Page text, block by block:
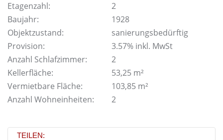
Etagenzahl:
2
Baujahr:
1928
Objektzustand:
sanierungsbedürftig
Provision:
3.57% inkl. MwSt
Anzahl Schlafzimmer:
2
Kellerfläche:
53,25 m²
Vermietbare Fläche:
103,85 m²
Anzahl Wohneinheiten:
2
TEILEN: